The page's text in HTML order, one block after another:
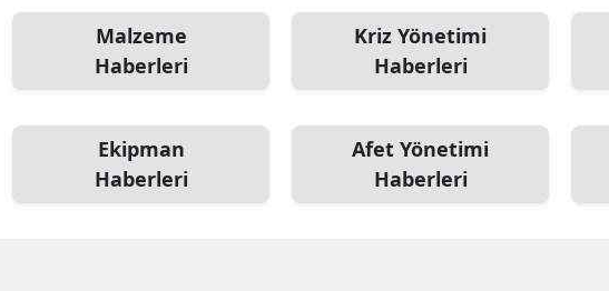
Bursa
Çanakkale
Çorum
Malzeme
Haberleri
Kriz Yönetimi
Haberleri
Ekipman
Haberleri
Afet Yönetimi
Haberleri